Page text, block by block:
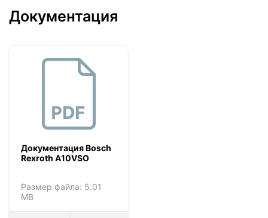
Документация
Документация Bosch
Rexroth A10VSO
Размер файла: 5.01
MB